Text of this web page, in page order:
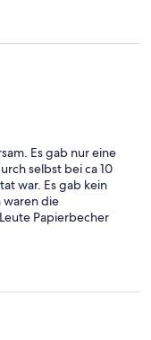
Abwechslung im
Es gab nur eine
selbst bei ca 10
war. Es gab kein
waren die
Papierbecher
ist - damit wirbt
war win Mob